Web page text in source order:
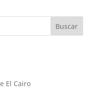
El Cairo